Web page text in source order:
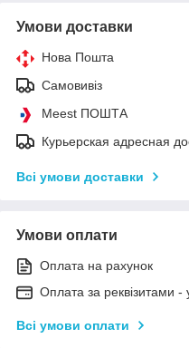
Умови доставки
Нова Пошта
Самовивіз
Meest ПОШТА
Курьерская адресная
Всі умови доставки
Умови оплати
Оплата на рахунок
Оплата за реквізитами
Всі умови оплати